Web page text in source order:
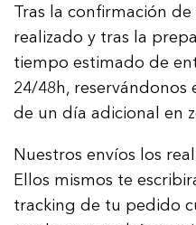
Tras la confirmación
realizado y tras la
tiempo estimado de
24/48h, reservándonos
de un día adicional en
Nuestros envíos los
Ellos mismos te
tracking de tu pedido